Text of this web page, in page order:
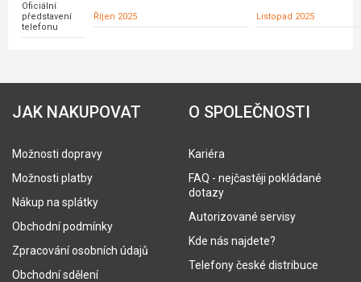
Oficiální
představení
telefonu
Říjen 2025 Listopad 2025
JAK NAKUPOVAT
Možnosti dopravy
Možnosti platby
Nákup na splátky
Obchodní podmínky
Zpracování osobních údajů
Obchodní sdělení
O SPOLEČNOSTI
Kariéra
FAQ - nejčastěji pokládané
dotazy
Autorizované servisy
Kde nás najdete?
Telefony české distribuce